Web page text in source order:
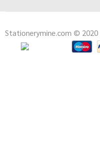
Stationerymine.com © 2020